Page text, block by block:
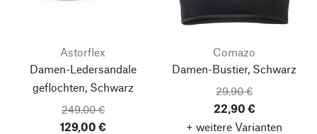
Astorflex
Damen-Ledersandale
geflochten, Schwarz
249,00 €
129,00 €
Comazo
Damen-Bustier, Schwarz
29,90 €
22,90 €
+ weitere Varianten